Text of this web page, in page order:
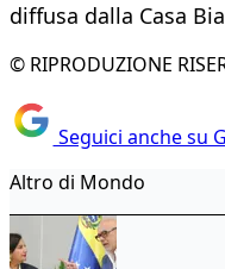
diffusa dalla Casa
© RIPRODUZIONE
Seguici anche su
Altro di Mondo